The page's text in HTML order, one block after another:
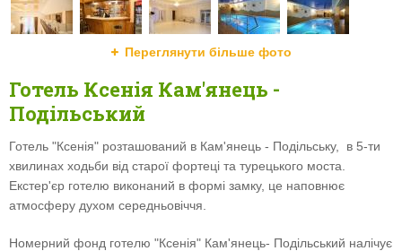
Переглянути більше фото
Готель Ксенія Кам'янець -
Подільський
Готель "Ксенія" розташований в Кам'янець - Подільську, в 5-ти
хвилинах ходьби від старої фортеці та турецького моста.
Екстер'єр готелю виконаний в формі замку, це наповнює
атмосферу духом середньовіччя.
Номерний фонд готелю "Ксенія" Кам'янець- Подільський налічує